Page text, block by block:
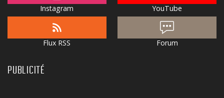
Instagram YouTube
Flux RSS Forum
PUBLICITÉ